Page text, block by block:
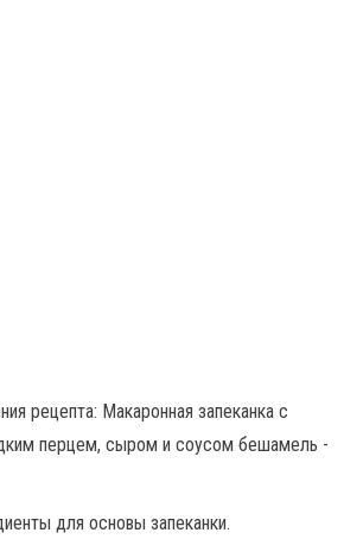
для основы запеканки.